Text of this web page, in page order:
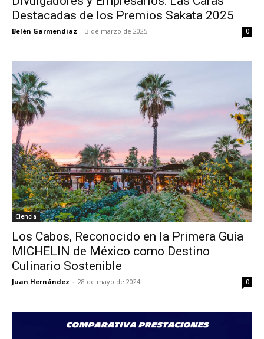
Destacadas de los Premios Sakata 2025
Belén Garmendiaz - 3 de marzo de 2025 0
Ciencia
Los Cabos, Reconocido en la Primera Guía
MICHELIN de México como Destino
Culinario Sostenible
Juan Hernández - 28 de mayo de 2024 0